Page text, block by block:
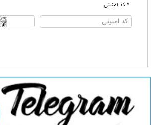
* کد امنیتی